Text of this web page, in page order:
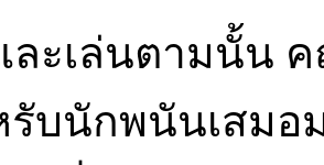
ละเล่นตามนั้น
รับนักพนันเสมอ